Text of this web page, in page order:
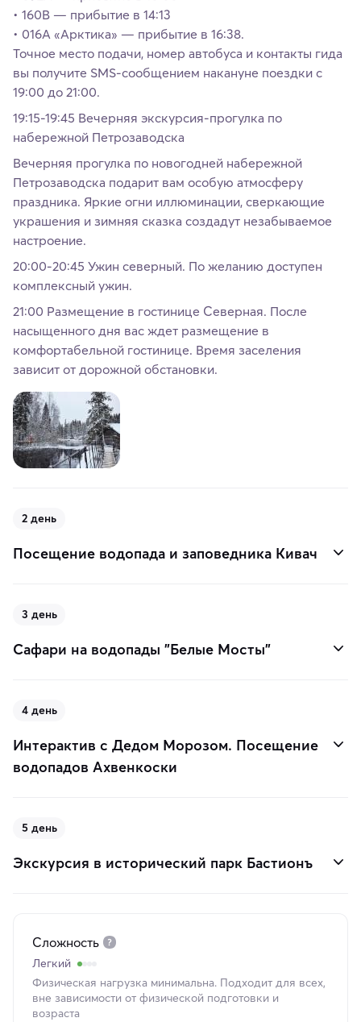
• 160В — прибытие в 14:13
• 016А «Арктика» — прибытие в 16:38.
Точное место подачи, номер автобуса и контакты гида
вы получите SMS-сообщением накануне поездки с
19:00 до 21:00.
19:15-19:45 Вечерняя экскурсия-прогулка по
набережной Петрозаводска
Вечерняя прогулка по новогодней набережной
Петрозаводска подарит вам особую атмосферу
праздника. Яркие огни иллюминации, сверкающие
украшения и зимняя сказка создадут незабываемое
настроение.
20:00-20:45 Ужин северный. По желанию доступен
комплексный ужин.
21:00 Размещение в гостинице Северная. После
насыщенного дня вас ждет размещение в
комфортабельной гостинице. Время заселения
зависит от дорожной обстановки.
2 день
Посещение водопада и заповедника Кивач
3 день
Сафари на водопады "Белые Мосты"
4 день
Интерактив с Дедом Морозом. Посещение
водопадов Ахвенкоски
5 день
Экскурсия в исторический парк Бастионъ
Сложность
Легкий
Физическая нагрузка минимальна. Подходит для всех,
вне зависимости от физической подготовки и
возраста